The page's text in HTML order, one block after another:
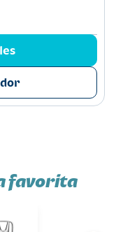
favorita